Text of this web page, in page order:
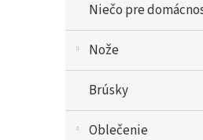
Niečo pre
Nože
Brúsky
Oblečenie